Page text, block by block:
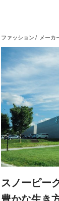
ファッション メーカ
スノーピー